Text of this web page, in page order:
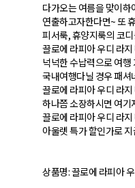
다가오는 여름을 맞이
연출하고자한다면~ 또
피서룩, 휴양지룩의 코
끌로에 라피아 우디 라
넉넉한 수납력으로 여
국내여행다닐 경우 패셔
끌로에 라피아 우디 라
하나쯤 소장하시면 여
끌로에 라피아 우디 라
아울렛 특가 할인가로
상품명: 끌로에 라피아